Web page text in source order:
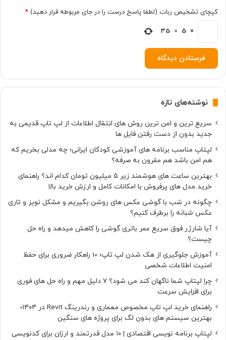
ط
م
ک
ن
کپچای تشخیص ربات (لطفا پاسخ درست را در جای مربوطه قرار دهید) *
×
5
=
35
نوشته‌های تازه
سریع ترین و امن ترین روش های انتقال اطلاعات از لپ تاپ قدیمی به
جدید بدون از دست رفتن فایل ها
لپتاپ مناسب برنامه های آموزشی کودکان ایرانی؛ چه مدلی بخریم که
هم امن باشد هم مقرون به صرفه؟
بهترین ساعت های هوشمند زیر ۵ میلیون تومان کدام اند؟ راهنمای
خرید مدل های پرفروش با امکانات کامل و ارزش خرید بالا
چگونه در شب با گوشی عکس های روشن بگیریم و مشکل نویز و تاری
عکس شبانه را برطرف کنیم؟
آیا شارژر فوق سریع عمر باتری گوشی را کاهش میدهد و راه حل
چیست؟
آموزش جلوگیری از هک شدن لپ تاپ؛ 10 راهکار ضروری برای حفظ
امنیت اطلاعات شخصی
چرا لپتاپ شما ناگهان کند می شود؟ ۷ دلیل مهم و راه حل های فوری
برای افزایش سرعت
راهنمای خرید لپ تاپ مخصوص معماری و رندرینگ Revit در ۱۴۰۴؛
بهترین سیستم های بدون لگ برای پروژه های سنگین
لپتاپ برنامه نویسی اقتصادی | ۱۰ مدل قدرتمند و ارزان برای کدنویسی